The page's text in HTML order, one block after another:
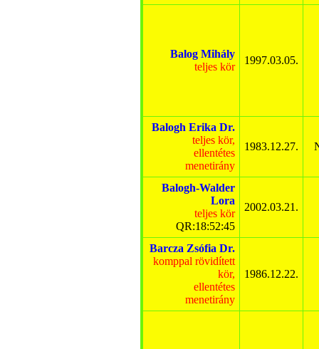
Balog Mihály
teljes kör
1997.03.05.
Balogh Erika Dr.
teljes kör,
ellentétes
menetirány
1983.12.27.
Balogh-Walder
Lora
teljes kör
QR:18:52:45
2002.03.21.
Barcza Zsófia Dr.
komppal rövidített
kör,
ellentétes
menetirány
1986.12.22.